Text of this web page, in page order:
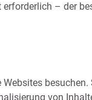
– der
von